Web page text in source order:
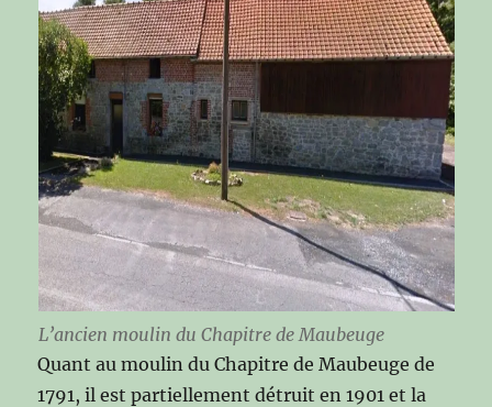
L’ancien moulin du Chapitre de Maubeuge
Quant au moulin du Chapitre de Maubeuge de
1791, il est partiellement détruit en 1901 et la